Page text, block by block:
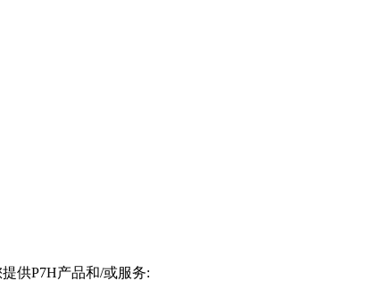
供P7H产品和/或服务: